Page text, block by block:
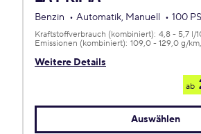
Benzin Automatik, Manuell 100
Weitere Details
Kraftstoffverbrauch (kombiniert): 4,8 - 5,7 l/
Emissionen (kombiniert): 109,0 - 129,0 g/km
ab
Auswählen